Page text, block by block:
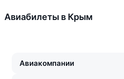
Авиабилеты в Крым
Авиакомпании